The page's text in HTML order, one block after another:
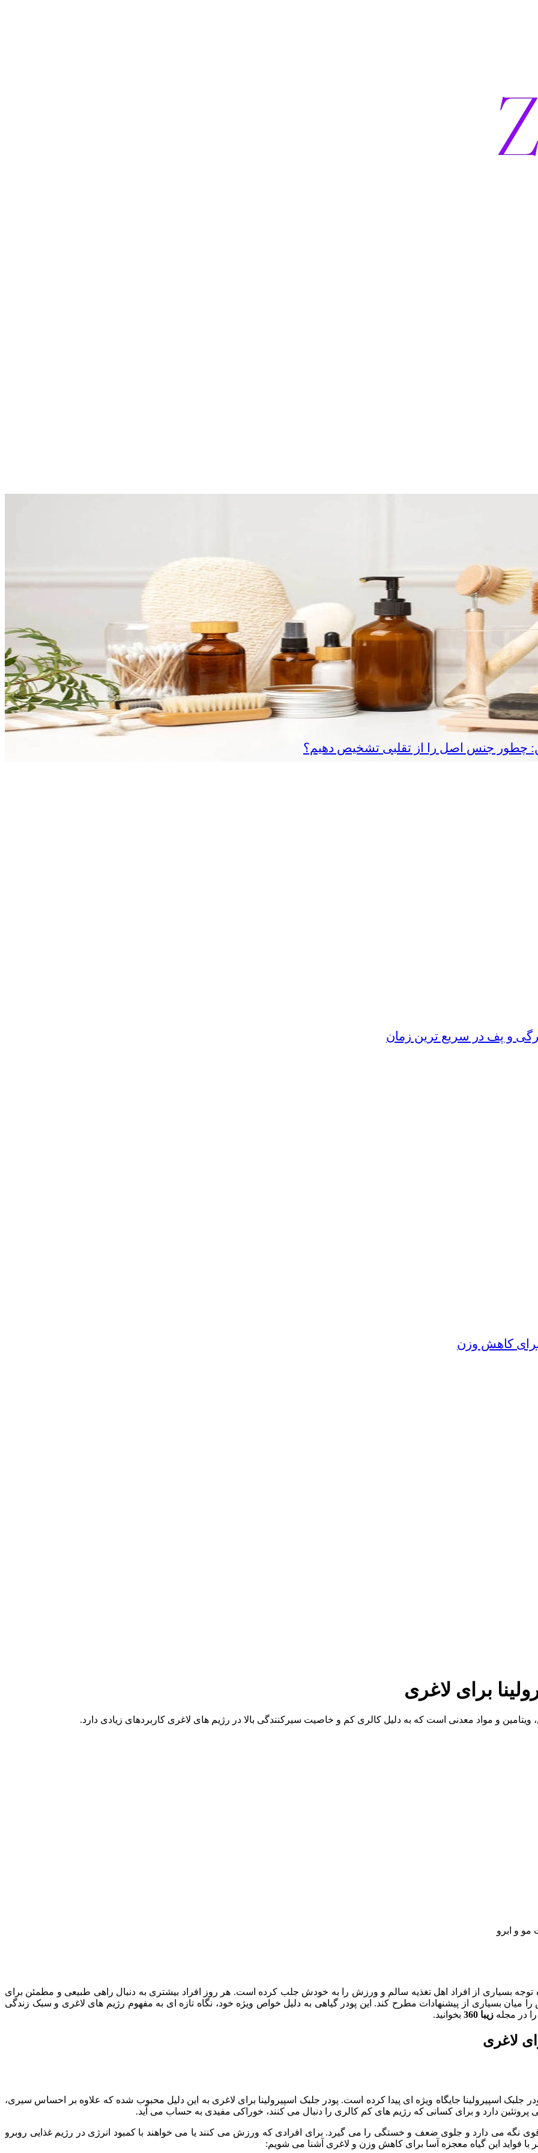
چطور جنس اصل را از تقلبی تشخیص دهیم؟
و پف در سریع‌ ترین زمان
برای لاغری
و مواد معدنی است که به دلیل کالری کم و خاصیت سیرکنندگی بالا در رژیم ‌های لاغری کاربردهای زیادی دارد.
و ابرو
بسیاری از افراد اهل تغذیه سالم و ورزش را به خودش جلب کرده است. هر روز افراد بیشتری به دنبال راهی طبیعی و مطمئن برای
میان بسیاری از پیشنهادات مطرح کند. این پودر گیاهی به دلیل خواص ویژه خود، نگاه تازه ای به مفهوم رژیم های لاغری و سبک زندگی
را در مجله زیبا 360 بخوانید.
لاغری
اسپیرولینا جایگاه ویژه ای پیدا کرده است. پودر جلبک اسپیرولینا برای لاغری به این دلیل محبوب شده که علاوه بر احساس سیری،
پروتئین دارد و برای کسانی که رژیم های کم کالری را دنبال می کنند، خوراکی مفیدی به حساب می آید.
قوی نگه می دارد و جلوی ضعف و خستگی را می گیرد. برای افرادی که ورزش می کنند یا می خواهند با کمبود انرژی در رژیم غذایی روبرو
با فواید این گیاه معجزه آسا برای کاهش وزن و لاغری آشنا می شویم: